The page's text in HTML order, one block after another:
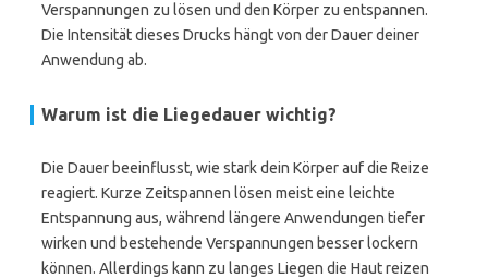
Verspannungen zu lösen und den Körper zu entspannen.
Die Intensität dieses Drucks hängt von der Dauer deiner
Anwendung ab.
Warum ist die Liegedauer wichtig?
Die Dauer beeinflusst, wie stark dein Körper auf die Reize
reagiert. Kurze Zeitspannen lösen meist eine leichte
Entspannung aus, während längere Anwendungen tiefer
wirken und bestehende Verspannungen besser lockern
können. Allerdings kann zu langes Liegen die Haut reizen